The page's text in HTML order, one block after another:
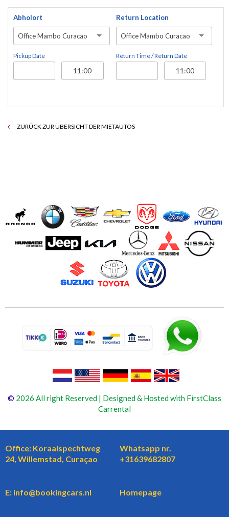
Abholort
Office Mambo Curacao
Pickup Date
Return Location
Office Mambo Curacao
Return Time / Return Date
ZURÜCK ZUR ÜBERSICHT DER MIETAUTOS
© 2026 All right Reserved | Designed & Hosted with FirstClass
Carrental
Office: Koraalspechtweg
24, Willemstad, Curaçao
Whatsapp nr.
+31639682807
E: info@bookingcars.nl Homepage